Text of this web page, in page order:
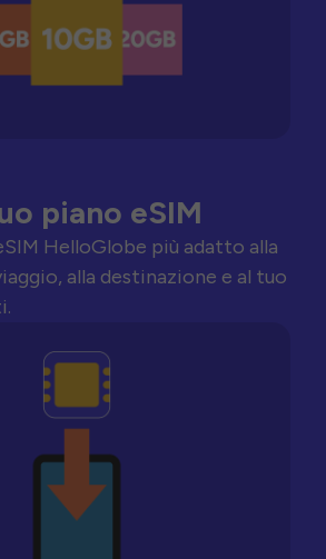
piano eSIM
HelloGlobe più adatto alla
alla destinazione e al tuo